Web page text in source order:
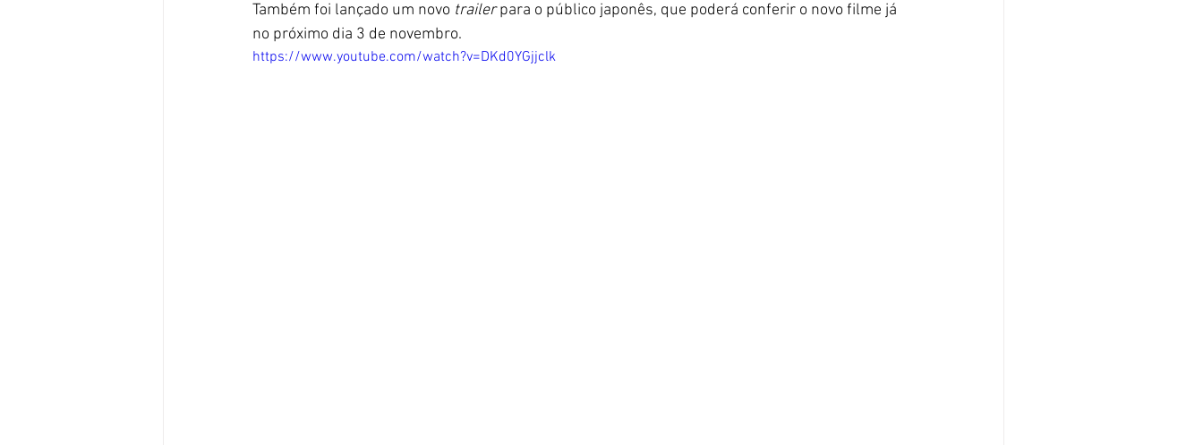
Também foi lançado um novo trailer para o público japonês, que poderá conferir o novo filme já
no próximo dia 3 de novembro.
https://www.youtube.com/watch?v=DKd0YGjjclk